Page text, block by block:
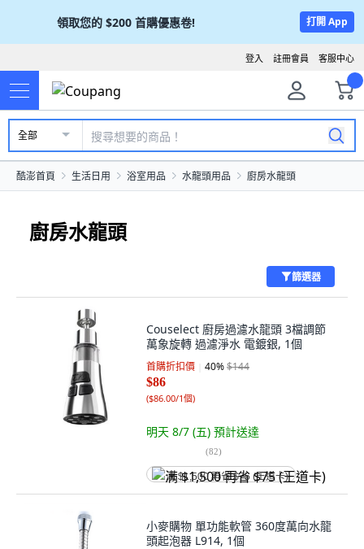
領取您的 $200 首購優惠卷! 打開 App
客服中心
註冊會員
登入
全部
酷澎首頁 生活日用 浴室用品 水龍頭用品 廚房水龍頭
廚房水龍頭
篩選器
Couselect 廚房過濾水龍頭 3檔調節
萬象旋轉 過濾淨水 電鍍銀, 1個
首購折扣價 40%$144
$86
($86.00/1個)
明天 8/7 (五) 預計送達
(82)
满 $1,500 再省 $75 (王道卡)
小麥購物 單功能軟管 360度萬向水龍
頭起泡器 L914, 1個